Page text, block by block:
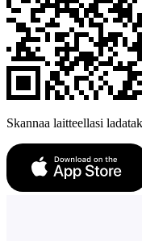
Skannaa laitteellasi